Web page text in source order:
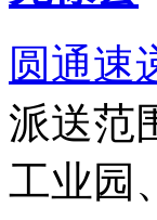
圆通速
派送范
工业园